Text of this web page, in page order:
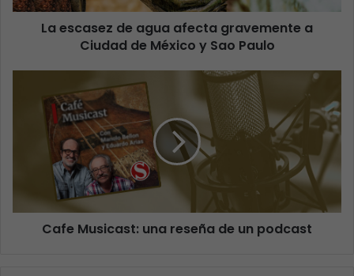
La escasez de agua afecta gravemente a
Ciudad de México y Sao Paulo
Cafe Musicast: una reseña de un podcast